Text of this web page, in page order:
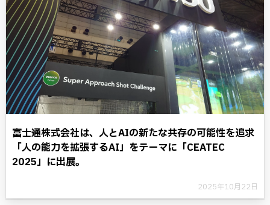
富士通株式会社は、人とAIの新たな共存の可能性を追求
「人の能力を拡張するAI」をテーマに「CEATEC
2025」に出展。
2025年10月22日